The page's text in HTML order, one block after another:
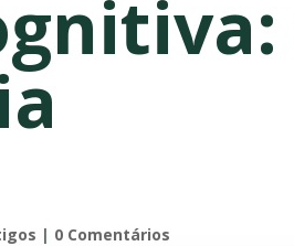
| 0 Comentários